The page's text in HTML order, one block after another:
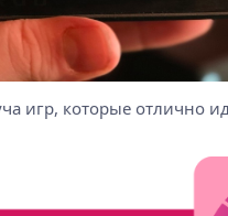
игр, которые отлично